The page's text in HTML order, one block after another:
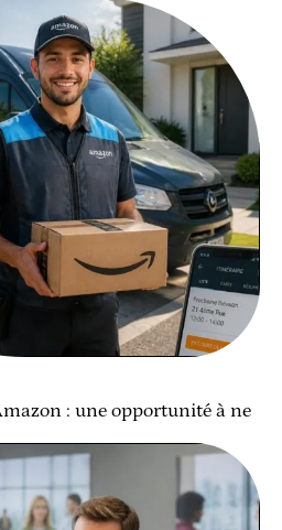
: une opportunité à ne